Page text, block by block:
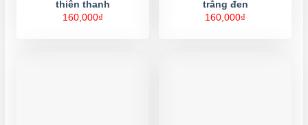
thiên thanh
160,000₫
trắng đen
160,000₫